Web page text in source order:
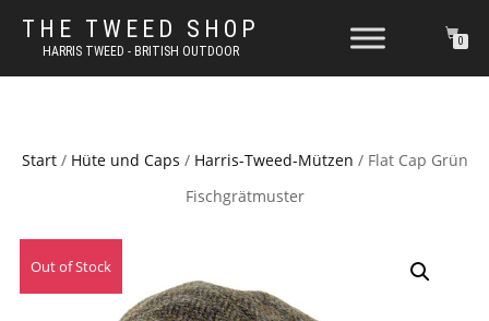
THE TWEED SHOP
HARRIS TWEED - BRITISH OUTDOOR
0
Start/ Hüte und Caps / Harris-Tweed-Mützen / Flat Cap Grün
Fischgrätmuster
Out of Stock